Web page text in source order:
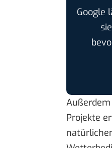
Google
Projekte